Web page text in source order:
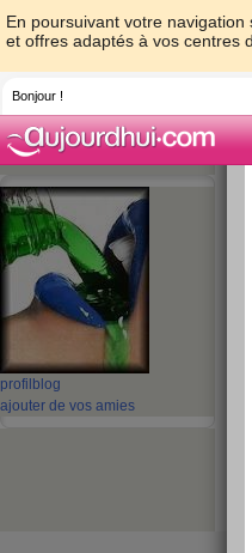
En poursuivant votre
et offres adaptés à vos centres
Bonjour !
profil blog
ajouter de vos amies